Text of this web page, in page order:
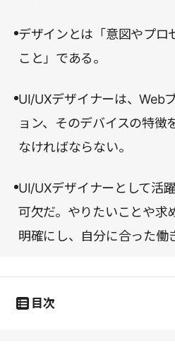
デザインとは「意図やプロ
こと」である。
UI/UXデザイナーは、Web
ョン、そのデバイスの特徴
なければならない。
UI/UXデザイナーとして活
可欠だ。やりたいことや求
明確にし、自分に合った働
目次